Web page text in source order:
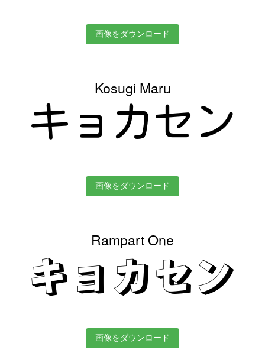
画像をダウンロード
Kosugi Maru
キョカセン
画像をダウンロード
Rampart One
キョカセン
画像をダウンロード